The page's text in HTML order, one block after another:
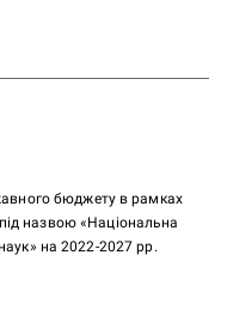
бюджету в рамках
назвою «Національна
на 2022-2027 рр.